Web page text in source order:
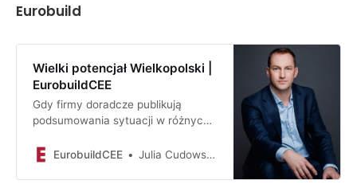
możliwość zmiany wraz ze…
Eurobuild
Wielki potencjał Wielkopolski |
EurobuildCEE
Gdy firmy doradcze publikują
podsumowania sytuacji w różnych
polskich miastach wojewódzkich,
zajmie w tym zestawieniu czołowe
EurobuildCEE Julia Cudowska